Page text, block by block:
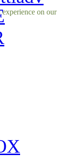
experience on